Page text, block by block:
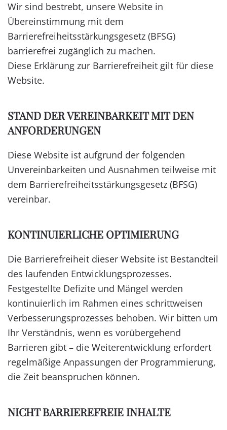
Wir sind bestrebt, unsere Website in
Übereinstimmung mit dem
Barrierefreiheitsstärkungsgesetz (BFSG)
barrierefrei zugänglich zu machen.
Diese Erklärung zur Barrierefreiheit gilt für diese
Website.
STAND DER VEREINBARKEIT MIT DEN
ANFORDERUNGEN
Diese Website ist aufgrund der folgenden
Unvereinbarkeiten und Ausnahmen teilweise mit
dem Barrierefreiheitsstärkungsgesetz (BFSG)
vereinbar.
KONTINUIERLICHE OPTIMIERUNG
Die Barrierefreiheit dieser Website ist Bestandteil
des laufenden Entwicklungsprozesses.
Festgestellte Defizite und Mängel werden
kontinuierlich im Rahmen eines schrittweisen
Verbesserungsprozesses behoben. Wir bitten um
Ihr Verständnis, wenn es vorübergehend
Barrieren gibt – die Weiterentwicklung erfordert
regelmäßige Anpassungen der Programmierung,
die Zeit beanspruchen können.
NICHT BARRIEREFREIE INHALTE